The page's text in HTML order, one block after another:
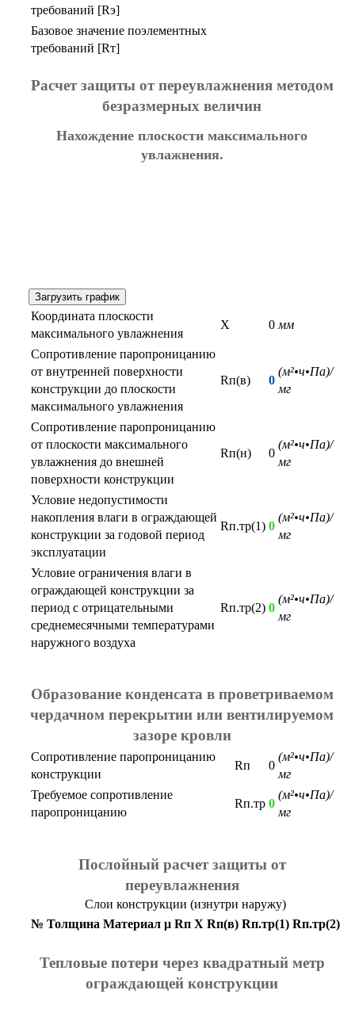
требований [Rэ]
Базовое значение поэлементных
требований [Rт]
Расчет защиты от переувлажнения методом
безразмерных величин
Нахождение плоскости максимального
увлажнения.
Загрузить график
Координата плоскости
максимального увлажнения
X 0 мм
Сопротивление паропроницанию
от внутренней поверхности
конструкции до плоскости
максимального увлажнения
Rп(в) 0
(м²•ч•Па)/
мг
Сопротивление паропроницанию
от плоскости максимального
увлажнения до внешней
поверхности конструкции
Rп(н) 0
(м²•ч•Па)/
мг
Условие недопустимости
накопления влаги в ограждающей
конструкции за годовой период
эксплуатации
Rп.тр(1) 0
(м²•ч•Па)/
мг
Условие ограничения влаги в
ограждающей конструкции за
период с отрицательными
среднемесячными температурами
наружного воздуха
Rп.тр(2) 0
(м²•ч•Па)/
мг
Образование конденсата в проветриваемом
чердачном перекрытии или вентилируемом
зазоре кровли
Сопротивление паропроницанию
конструкции
Rп 0
(м²•ч•Па)/
мг
Требуемое сопротивление
паропроницанию
Rп.тр 0
(м²•ч•Па)/
мг
Послойный расчет защиты от
переувлажнения
Слои конструкции (изнутри наружу)
№ Толщина Материал μ Rп X Rп(в) Rп.тр(1) Rп.тр(2)
Тепловые потери через квадратный метр
ограждающей конструкции